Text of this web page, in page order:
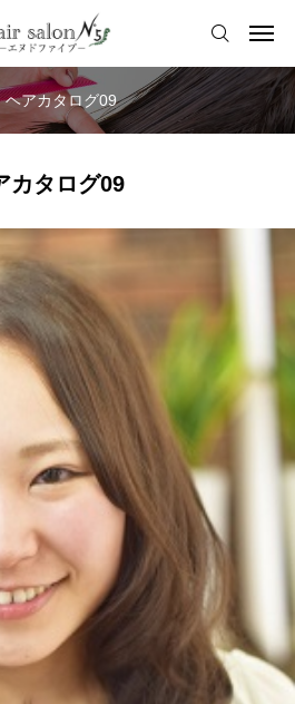
ヘアカタログ09
カタログ09